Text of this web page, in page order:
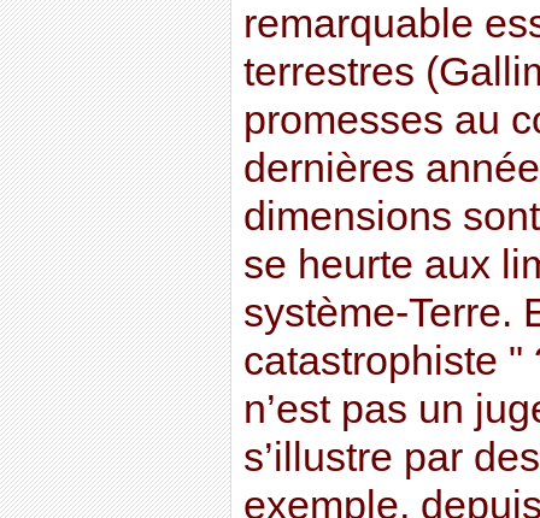
remarquable
terrestres
promesses au
dernières
dimensions
se heurte aux
système-Terre.
catastrophiste "
n’est pas un
s’illustre par
exemple,